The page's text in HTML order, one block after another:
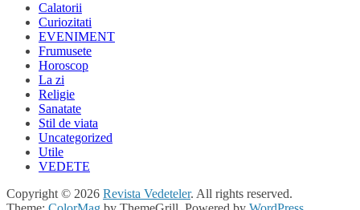
Calatorii
Curiozitati
EVENIMENT
Frumusete
Horoscop
La zi
Religie
Sanatate
Stil de viata
Uncategorized
Utile
VEDETE
Copyright © 2026 Revista Vedeteler. All rights reserved.